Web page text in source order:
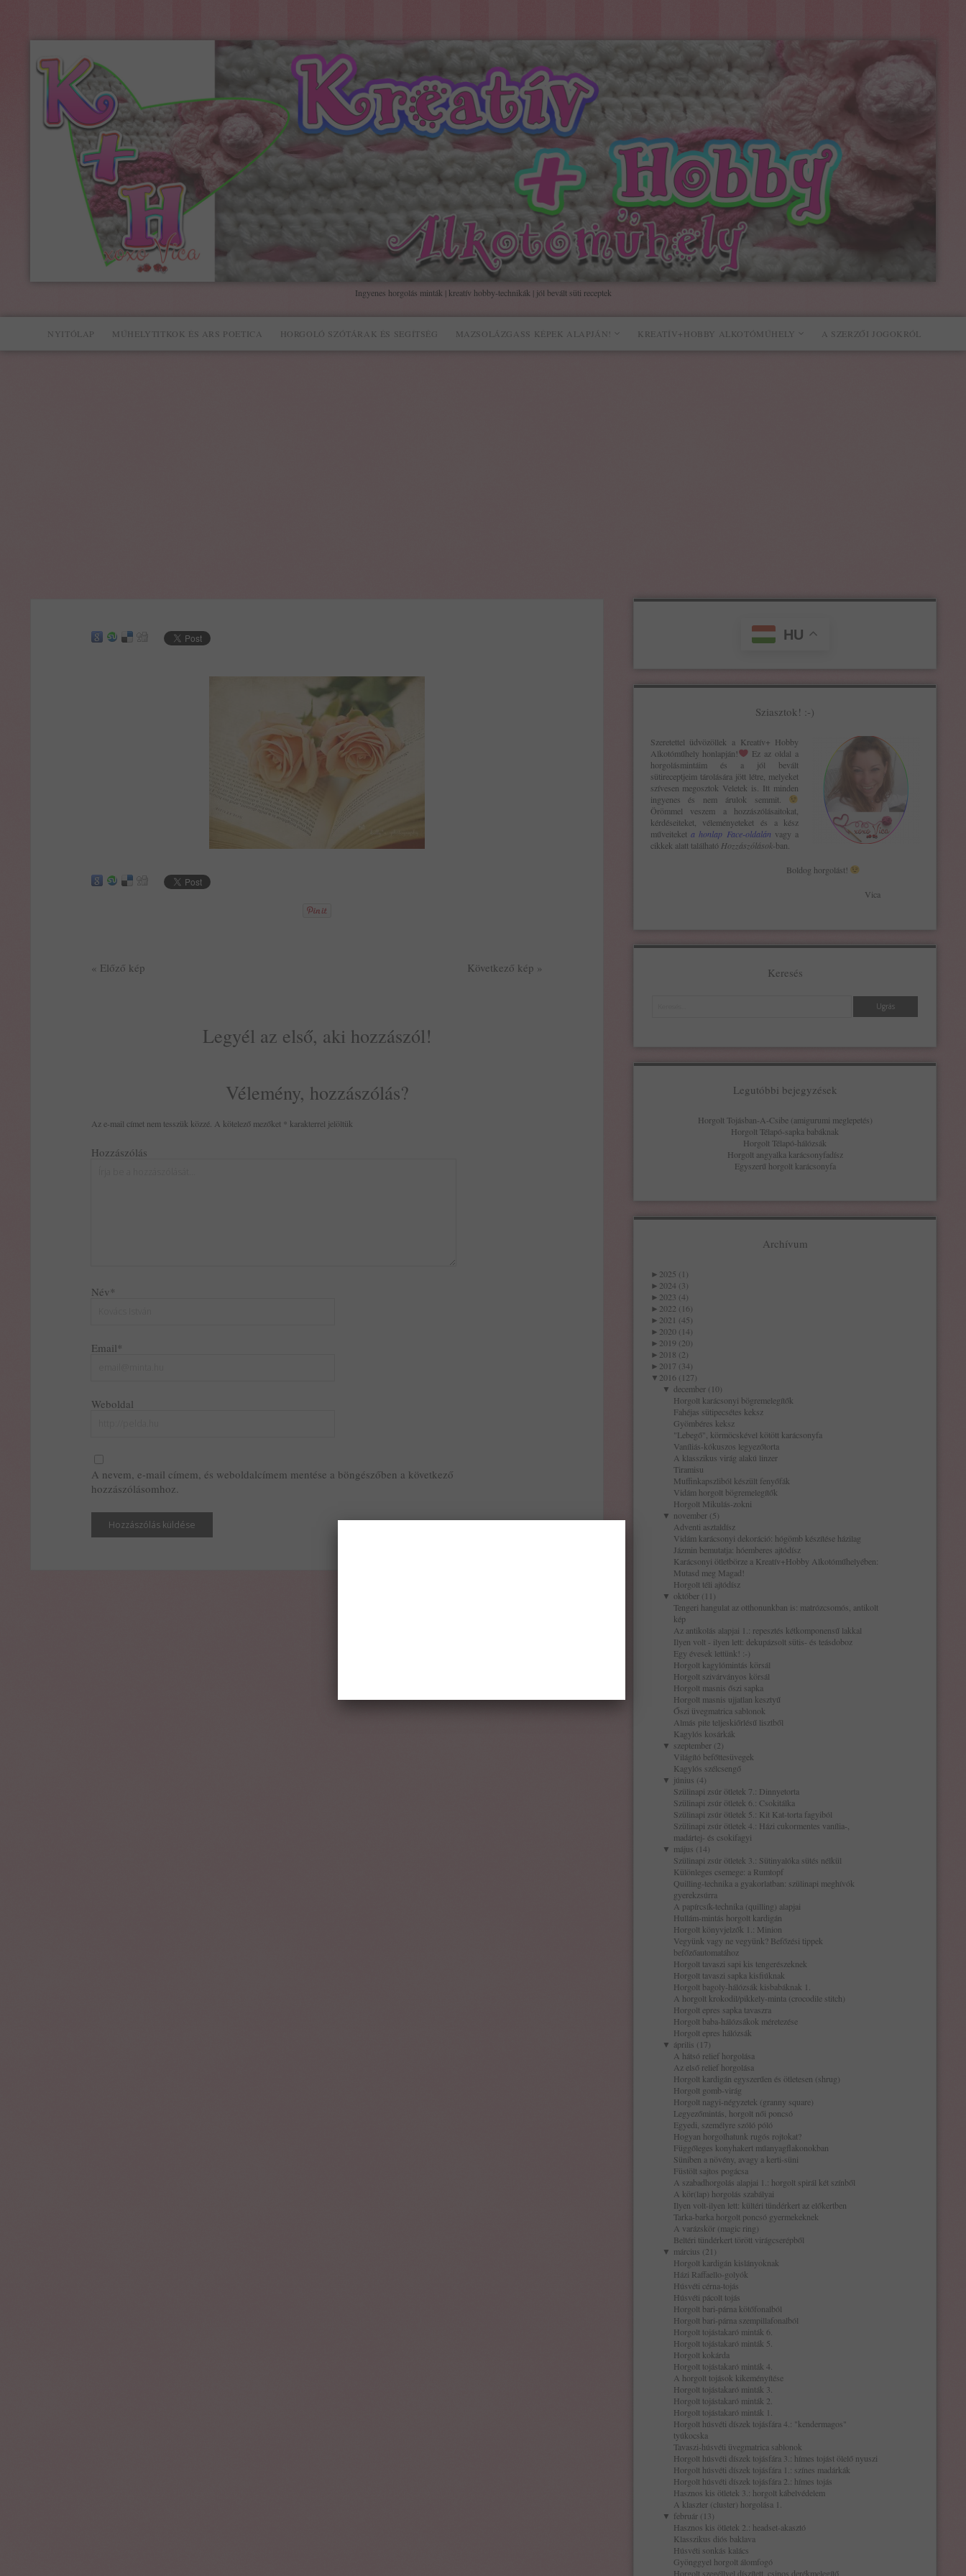
Kreatív+Hobby
Alkotóműhely
Ingyenes horgolás minták | kreatív hobby-technikák | jól bevált süti receptek
NYITÓLAP MŰHELYTITKOK ÉS ARS POETICA HORGOLÓ SZÓTÁRAK ÉS SEGÍTSÉG MAZSOLÁZGASS KÉPEK ALAPJÁN! KREATÍV+HOBBY ALKOTÓMŰHELY A SZERZŐI JOGOKRÓL
« Előző kép Következő kép »
Legyél az első, aki hozzászól!
Vélemény, hozzászólás?
Az e-mail címet nem tesszük közzé. A kötelező mezőket * karakterrel jelöltük
Hozzászólás
Név*
Email*
Weboldal
A nevem, e-mail címem, és weboldalcímem mentése a böngészőben a következő
hozzászólásomhoz.
HU
Sziasztok! :-)
Szeretettel üdvözöllek a Kreatív+ Hobby
Alkotóműhely honlapján!
Ez az oldal a
horgolásmintáim és a jól bevált
sütireceptjeim tárolására jött létre, melyeket
szívesen megosztok Veletek is. Itt minden
ingyenes és nem árulok semmit.
Örömmel veszem a hozzászólásaitokat,
kérdéseiteket, véleményeteket és a kész
műveiteket a honlap Face-oldalán vagy a
cikkek alatt található Hozzászólások-ban.
Boldog horgolást!
Vica
Keresés
Legutóbbi bejegyzések
Horgolt Tojásban-A-Csibe (amigurumi meglepetés)
Horgolt Télapó-sapka babáknak
Horgolt Télapó-hálózsák
Horgolt angyalka karácsonyfadísz
Egyszerű horgolt karácsonyfa
Archívum
► 2025 (1)
► 2024 (3)
► 2023 (4)
► 2022 (16)
► 2021 (45)
► 2020 (14)
► 2019 (20)
► 2018 (2)
► 2017 (34)
▼ 2016 (127)
▼ december (10)
Horgolt karácsonyi bögremelegítők
Fahéjas sütipecsétes keksz
Gyömbéres keksz
"Lebegő", körmöcskével kötött karácsonyfa
Vaníliás-kókuszos legyezőtorta
A klasszikus virág alakú linzer
Tiramisu
Muffinkapszliból készült fenyőfák
Vidám horgolt bögremelegítők
Horgolt Mikulás-zokni
▼ november (5)
Adventi asztaldísz
Vidám karácsonyi dekoráció: hógömb készítése házilag
Jázmin bemutatja: hóemberes ajtódísz
Karácsonyi ötletbörze a Kreatív+Hobby Alkotóműhelyében:
Mutasd meg Magad!
Horgolt téli ajtódísz
▼ október (11)
Tengeri hangulat az otthonunkban is: matrózcsomós, antikolt
kép
Az antikolás alapjai 1.: repesztés kétkomponensű lakkal
Ilyen volt - ilyen lett: dekupázsolt sütis- és teásdoboz
Egy évesek lettünk! :-)
Horgolt kagylómintás körsál
Horgolt szivárványos körsál
Horgolt masnis őszi sapka
Horgolt masnis ujjatlan kesztyű
Őszi üvegmatrica sablonok
Almás pite teljeskiőrlésű lisztből
Kagylós kosárkák
▼ szeptember (2)
Világító befőttesüvegek
Kagylós szélcsengő
▼ június (4)
Szülinapi zsúr ötletek 7.: Dinnyetorta
Szülinapi zsúr ötletek 6.: Csokitálka
Szülinapi zsúr ötletek 5.: Kit Kat-torta fagyiból
Szülinapi zsúr ötletek 4.: Házi cukormentes vanília-,
madártej- és csokifagyi
▼ május (14)
Szülinapi zsúr ötletek 3.: Sütinyalóka sütés nélkül
Különleges csemege: a Rumtopf
Quilling-technika a gyakorlatban: szülinapi meghívók
gyerekzsúrra
A papírcsík-technika (quilling) alapjai
Hullám-mintás horgolt kardigán
Horgolt könyvjelzők 1.: Minion
Vegyünk vagy ne vegyünk? Befőzési tippek
befőzőautomatához
Horgolt tavaszi sapi kis tengerészeknek
Horgolt tavaszi sapka kisfiúknak
Horgolt bagoly-hálózsák kisbabáknak 1.
A horgolt krokodil/pikkely-minta (crocodile stitch)
Horgolt epres sapka tavaszra
Horgolt baba-hálózsákok méretezése
Horgolt epres hálózsák
▼ április (17)
A hátsó relief horgolása
Az első relief horgolása
Horgolt kardigán egyszerűen és ötletesen (shrug)
Horgolt gomb-virág
Horgolt nagyi-négyzetek (granny square)
Legyezőmintás, horgolt női poncsó
Egyedi, személyre szóló póló
Hogyan horgolhatunk rugós rojtokat?
Függőleges konyhakert műanyagflakonokban
Süniben a növény, avagy a kerti-süni
Füstölt sajtos pogácsa
A szabadhorgolás alapjai 1.: horgolt spirál két színből
A kör(lap) horgolás szabályai
Ilyen volt-ilyen lett: kültéri tündérkert az előkertben
Tarka-barka horgolt poncsó gyermekeknek
A varázskör (magic ring)
Beltéri tündérkert törött virágcserépből
▼ március (21)
Horgolt kardigán kislányoknak
Házi Raffaello-golyók
Húsvéti cérna-tojás
Húsvéti pácolt tojás
Horgolt bari-párna kötőfonalból
Horgolt bari-párna szempillafonalból
Horgolt tojástakaró minták 6.
Horgolt tojástakaró minták 5.
Horgolt kokárda
Horgolt tojástakaró minták 4.
A horgolt tojások kikeményítése
Horgolt tojástakaró minták 3.
Horgolt tojástakaró minták 2.
Horgolt tojástakaró minták 1.
Horgolt húsvéti díszek tojásfára 4.: "kendermagos"
tyúkocska
Tavaszi-húsvéti üvegmatrica sablonok
Horgolt húsvéti díszek tojásfára 3.: hímes tojást ölelő nyuszi
Horgolt húsvéti díszek tojásfára 1.: színes madárkák
Horgolt húsvéti díszek tojásfára 2.: hímes tojás
Hasznos kis ötletek 3.: horgolt kábelvédelem
A klaszter (cluster) horgolása 1.
▼ február (13)
Hasznos kis ötletek 2.: headset-akasztó
Klasszikus diós baklava
Húsvéti sonkás kalács
Gyönggyel horgolt álomfogó
Horgolt szegéllyel díszített, csinos derékmelegítő